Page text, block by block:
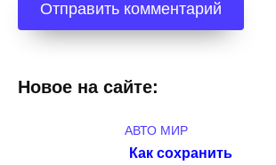
Новое на сайте:
АВТО МИР
Как сохранить